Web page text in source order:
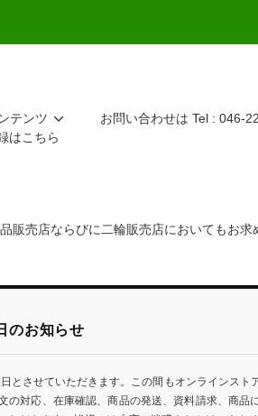
テンツ
お問い合わせは Tel : 046-
はこちら
売店ならびに二輪販売店においてもお
のお知らせ
とさせていただきます。この間もオンラインスト
の対応、在庫確認、商品の発送、資料請求、商品